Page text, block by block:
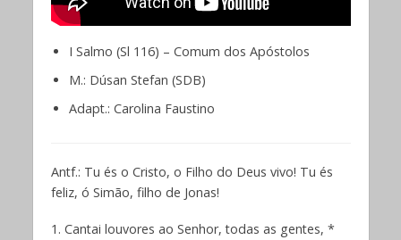
I Salmo (Sl 116) – Comum dos Apóstolos
M.: Dúsan Stefan (SDB)
Adapt.: Carolina Faustino
Antf.: Tu és o Cristo, o Filho do Deus vivo! Tu és
feliz, ó Simão, filho de Jonas!
1. Cantai louvores ao Senhor, todas as gentes, *